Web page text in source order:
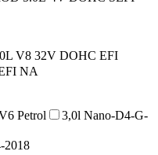
V8 32V DOHC EFI
NA
Petrol
3,0l Nano-D4-G-
2018